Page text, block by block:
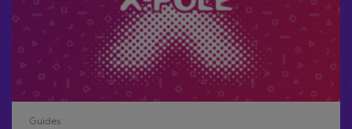
Guides